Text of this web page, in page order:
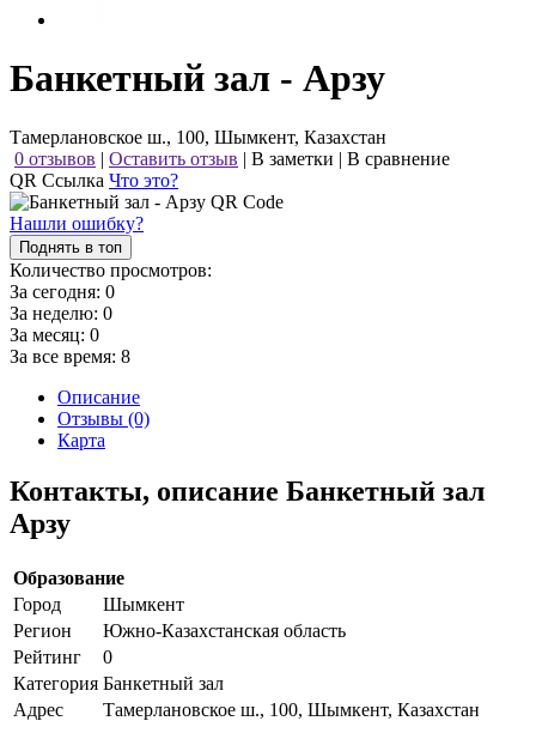
Банкетный зал - Арзу
Тамерлановское ш., 100, Шымкент, Казахстан
0 отзывов | Оставить отзыв | В заметки | В сравнение
QR Ссылка Что это?
Нашли ошибку?
Поднять в топ
Количество просмотров:
За сегодня: 0
За неделю: 0
За месяц: 0
За все время: 8
Описание
Отзывы (0)
Карта
Контакты, описание Банкетный зал
Арзу
Образование
Город
Шымкент
Регион
Южно-Казахстанская область
Рейтинг
0
Категория Банкетный зал
Адрес
Тамерлановское ш., 100, Шымкент, Казахстан